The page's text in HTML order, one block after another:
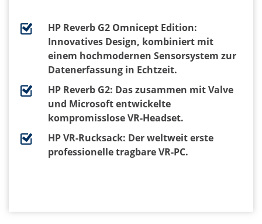
HP Reverb G2 Omnicept Edition:
Innovatives Design, kombiniert mit
einem hochmodernen Sensorsystem zur
Datenerfassung in Echtzeit.
HP Reverb G2: Das zusammen mit Valve
und Microsoft entwickelte
kompromisslose VR-Headset.
HP VR-Rucksack: Der weltweit erste
professionelle tragbare VR-PC.